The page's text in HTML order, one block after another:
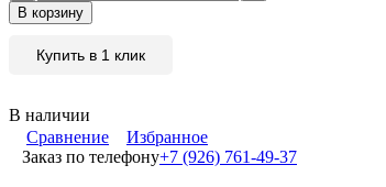
В корзину
Купить в 1 клик
В наличии
Сравнение
Избранное
Заказ по телефону+7 (926) 761-49-37